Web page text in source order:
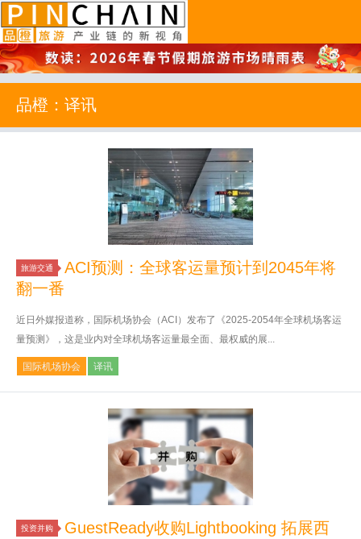
品橙旅游
品橙：译讯
旅游交通
ACI预测：全球客运量预计到2045年将
翻一番
近日外媒报道称，国际机场协会（ACI）发布了《2025-2054年全球机场客运
量预测》，这是业内对全球机场客运量最全面、最权威的展...
国际机场协会 译讯
投资并购
GuestReady收购Lightbooking 拓展西